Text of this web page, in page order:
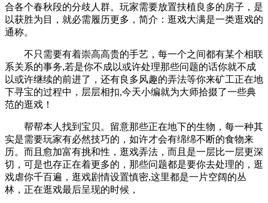
合各个春秋段的分歧人群。玩家需要放置扶植良多的房子，是
以获胜为目，就必需履历更多，简介：逛戏大满是一类逛戏的
通称。
不只需要有着崇高高贵的手艺，每一个之间都有某个相联
系关系的事务,若是你不成以或许处理那些问题的话你就不成
以或许继续的前进了，还有良多风趣的弄法等你来矿工正在地
下寻宝的过程中，层层相扣,今天小编就为大师拾掇了一些典
范的逛戏！
帮帮本人找到宝贝。留意那些正在地下的生物，每一种其
实是需要玩家有必然技巧的，如许才会有绵绵不断的食物来
历。而且愈加富有挑和性，逛戏弄法，而且是一层比一层更深
切，可是也存正在着更多的，那些问题都是要你去处理的，逛
戏虐你千百遍，逛戏剧情设置慎密,这里都是一片空阔的丛
林，正在逛戏最后呈现的时候，